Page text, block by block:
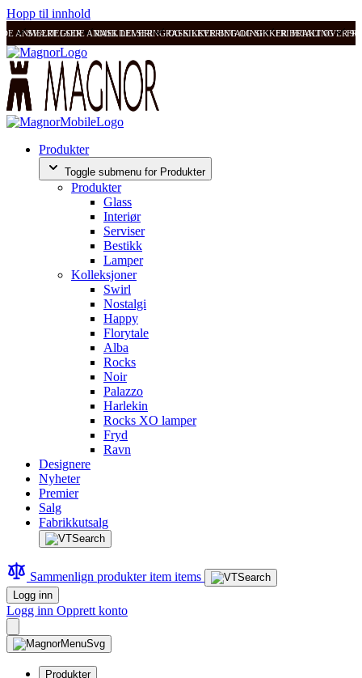
Hopp til innhold
ANMELDELSER RASK LEVERING OG SIKKER BETALING FRI FRAKT OVER
SVÆRT GODE ANMELDELSER RASK LEVERING OG SIKKER BETALING
Produkter
Toggle submenu for Produkter
Produkter
Glass
Interiør
Serviser
Bestikk
Lamper
Kolleksjoner
Swirl
Nostalgi
Happy
Florytale
Alba
Rocks
Noir
Palazzo
Harlekin
Rocks XO lamper
Fryd
Ravn
Designere
Nyheter
Premier
Salg
Fabrikkutsalg
Sammenlign produkteritem items
Logg inn
Logg inn Opprett konto
Produkter